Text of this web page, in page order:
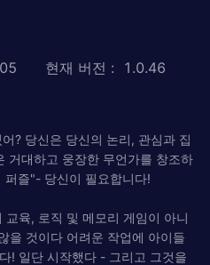
현재 버전 : 1.0.46
? 당신은 당신의 논리, 관심과 집
거대하고 웅장한 무언가를 창조하
퍼즐"- 당신이 필요합니다!
육, 로직 및 메모리 게임이 아니
을 것이다 어려운 작업에 아이들
! 일단 시작했다 - 그리고 그것을